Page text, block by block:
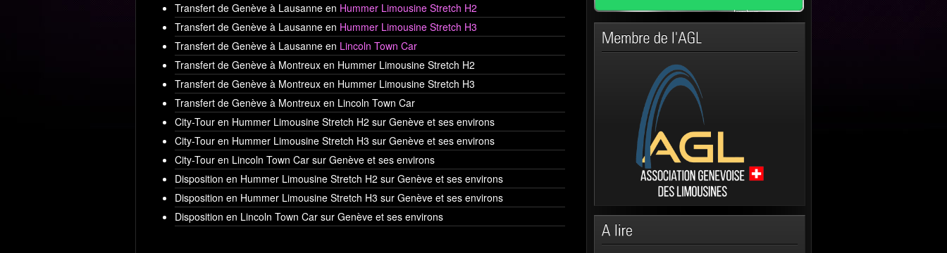
Transfert de Genève à Lausanne en Hummer Limousine Stretch H2
Transfert de Genève à Lausanne en Hummer Limousine Stretch H3
Transfert de Genève à Lausanne en Lincoln Town Car
Transfert de Genève à Montreux en Hummer Limousine Stretch H2
Transfert de Genève à Montreux en Hummer Limousine Stretch H3
Transfert de Genève à Montreux en Lincoln Town Car
City-Tour en Hummer Limousine Stretch H2 sur Genève et ses environs
City-Tour en Hummer Limousine Stretch H3 sur Genève et ses environs
City-Tour en Lincoln Town Car sur Genève et ses environs
Disposition en Hummer Limousine Stretch H2 sur Genève et ses environs
Disposition en Hummer Limousine Stretch H3 sur Genève et ses environs
Disposition en Lincoln Town Car sur Genève et ses environs